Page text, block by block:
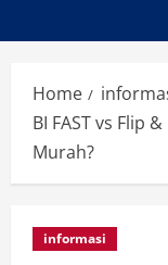
Home
BI FAST vs Flip
Murah?
informasi